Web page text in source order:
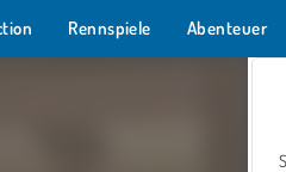
Rennspiele Abenteuer